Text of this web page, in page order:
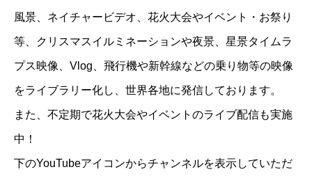
風景、ネイチャービデオ、花火大会やイベント・お祭り
等、クリスマスイルミネーションや夜景、星景タイムラ
プス映像、Vlog、飛行機や新幹線などの乗り物等の映像
をライブラリー化し、世界各地に発信しております。
また、不定期で花火大会やイベントのライブ配信も実施
中！
下のYouTubeアイコンからチャンネルを表示していただ